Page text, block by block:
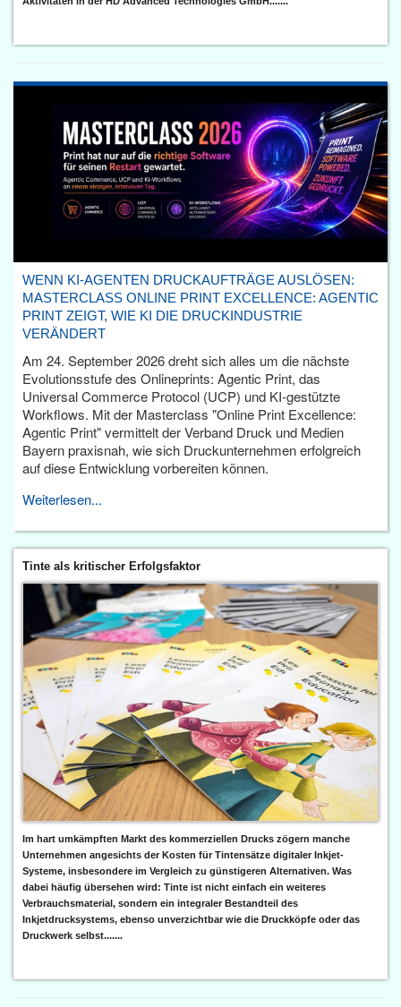
WENN KI-AGENTEN DRUCKAUFTRÄGE AUSLÖSEN:
MASTERCLASS ONLINE PRINT EXCELLENCE: AGENTIC
PRINT ZEIGT, WIE KI DIE DRUCKINDUSTRIE
VERÄNDERT
Am 24. September 2026 dreht sich alles um die nächste
Evolutionsstufe des Onlineprints: Agentic Print, das
Universal Commerce Protocol (UCP) und KI-gestützte
Workflows. Mit der Masterclass "Online Print Excellence:
Agentic Print" vermittelt der Verband Druck und Medien
Bayern praxisnah, wie sich Druckunternehmen erfolgreich
auf diese Entwicklung vorbereiten können.
Weiterlesen...
Tinte als kritischer Erfolgsfaktor
Im hart umkämpften Markt des kommerziellen Drucks zögern manche
Unternehmen angesichts der Kosten für Tintensätze digitaler Inkjet-
Systeme, insbesondere im Vergleich zu günstigeren Alternativen. Was
dabei häufig übersehen wird: Tinte ist nicht einfach ein weiteres
Verbrauchsmaterial, sondern ein integraler Bestandteil des
Inkjetdrucksystems, ebenso unverzichtbar wie die Druckköpfe oder das
Druckwerk selbst.......